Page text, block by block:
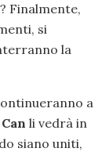
? Finalmente,
si
la
a
Can li vedrà in
siano uniti,